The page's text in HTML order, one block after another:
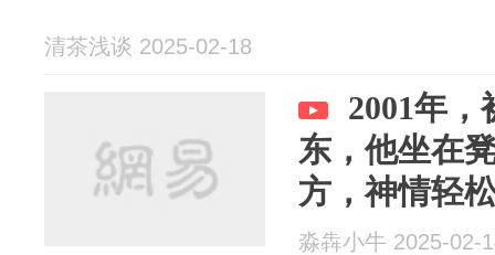
清茶浅谈 2025-02-18
2001年
东，他坐在
方，神情轻
淼犇小牛 2025-02-